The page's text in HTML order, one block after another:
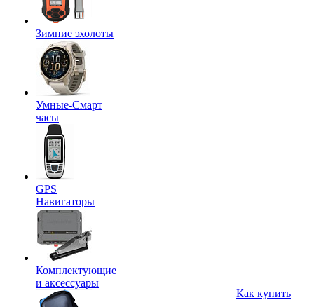
Зимние эхолоты
Умные-Смарт
часы
GPS
Навигаторы
Комплектующие
и аксессуары
Как купить